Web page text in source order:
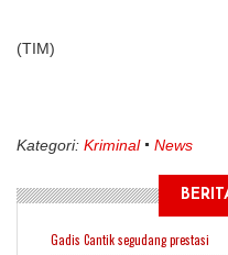
(TIM)
Kategori: Kriminal News
Gadis Cantik segudang prestasi